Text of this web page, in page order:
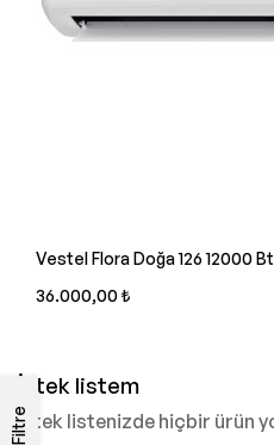
Vestel Flora Doğa 126 12000
36.000,00 ₺
Filtre
İstek listem
İstek listenizde hiçbir ürün